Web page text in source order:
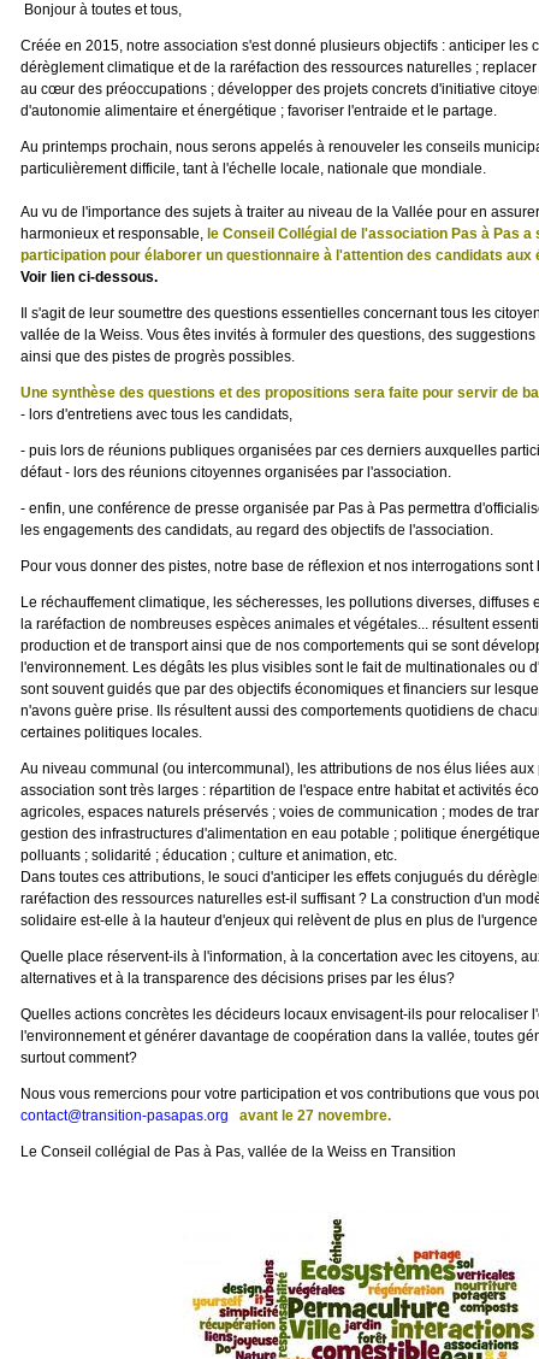
Bonjour à toutes et tous,
Créée en 2015, notre association s'est donné plusieurs objectifs : anticiper les
dérèglement climatique et de la raréfaction des ressources naturelles ;
au cœur des préoccupations ; développer des projets concrets d'initiative
d'autonomie alimentaire et énergétique ; favoriser l'entraide et le partage.
Au printemps prochain, nous serons appelés à renouveler les conseils
particulièrement difficile, tant à l'échelle locale, nationale que mondiale.
Au vu de l'importance des sujets à traiter au niveau de la Vallée pour en
harmonieux et responsable, le Conseil Collégial de l'association Pas à Pas
participation pour élaborer un questionnaire à l'attention des candidats aux
Voir lien ci-dessous.
Il s'agit de leur soumettre des questions essentielles concernant tous les
vallée de la Weiss. Vous êtes invités à formuler des questions, des
ainsi que des pistes de progrès possibles.
Une synthèse des questions et des propositions sera faite pour servir de
- lors d'entretiens avec tous les candidats,
- puis lors de réunions publiques organisées par ces derniers auxquelles
défaut - lors des réunions citoyennes organisées par l'association.
- enfin, une conférence de presse organisée par Pas à Pas permettra
les engagements des candidats, au regard des objectifs de l'association.
Pour vous donner des pistes, notre base de réflexion et nos interrogations sont
Le réchauffement climatique, les sécheresses, les pollutions diverses, diffuses
la raréfaction de nombreuses espèces animales et végétales... résultent
production et de transport ainsi que de nos comportements qui se sont
l'environnement. Les dégâts les plus visibles sont le fait de multinationales ou
sont souvent guidés que par des objectifs économiques et financiers sur
n'avons guère prise. Ils résultent aussi des comportements quotidiens de
certaines politiques locales.
Au niveau communal (ou intercommunal), les attributions de nos élus liées
association sont très larges : répartition de l'espace entre habitat et activités
agricoles, espaces naturels préservés ; voies de communication ; modes de
gestion des infrastructures d'alimentation en eau potable ; politique
polluants ; solidarité ; éducation ; culture et animation, etc.
Dans toutes ces attributions, le souci d'anticiper les effets conjugués du
raréfaction des ressources naturelles est-il suffisant ? La construction d'un
solidaire est-elle à la hauteur d'enjeux qui relèvent de plus en plus de
Quelle place réservent-ils à l'information, à la concertation avec les citoyens,
alternatives et à la transparence des décisions prises par les élus?
Quelles actions concrètes les décideurs locaux envisagent-ils pour relocaliser
l'environnement et générer davantage de coopération dans la vallée, toutes
surtout comment?
Nous vous remercions pour votre participation et vos contributions que vous
contact@transition-pasapas.org
avant le 27 novembre.
Le Conseil collégial de Pas à Pas, vallée de la Weiss en Transition